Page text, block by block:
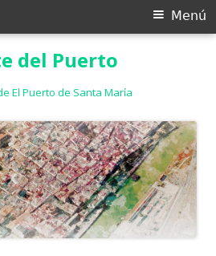
del Puerto
El Puerto de Santa María
Menú